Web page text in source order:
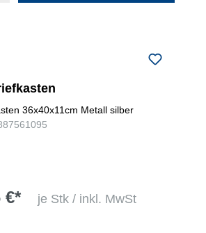
36x40x11cm Metall silber
€* je Stk / inkl. MwSt